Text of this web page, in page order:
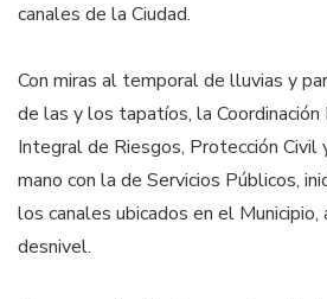
canales de la Ciudad.
Con miras al temporal de lluvias y
de las y los tapatíos, la
Integral de Riesgos, Protección Civil
mano con la de Servicios Públicos,
los canales ubicados en el Municipio,
desnivel.